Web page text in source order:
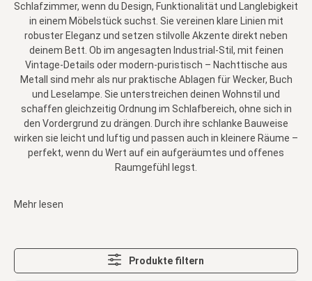
Schlafzimmer, wenn du Design, Funktionalität und Langlebigkeit
in einem Möbelstück suchst. Sie vereinen klare Linien mit
robuster Eleganz und setzen stilvolle Akzente direkt neben
deinem Bett. Ob im angesagten Industrial-Stil, mit feinen
Vintage-Details oder modern-puristisch – Nachttische aus
Metall sind mehr als nur praktische Ablagen für Wecker, Buch
und Leselampe. Sie unterstreichen deinen Wohnstil und
schaffen gleichzeitig Ordnung im Schlafbereich, ohne sich in
den Vordergrund zu drängen. Durch ihre schlanke Bauweise
wirken sie leicht und luftig und passen auch in kleinere Räume –
perfekt, wenn du Wert auf ein aufgeräumtes und offenes
Raumgefühl legst.
Mehr lesen
Produkte filtern